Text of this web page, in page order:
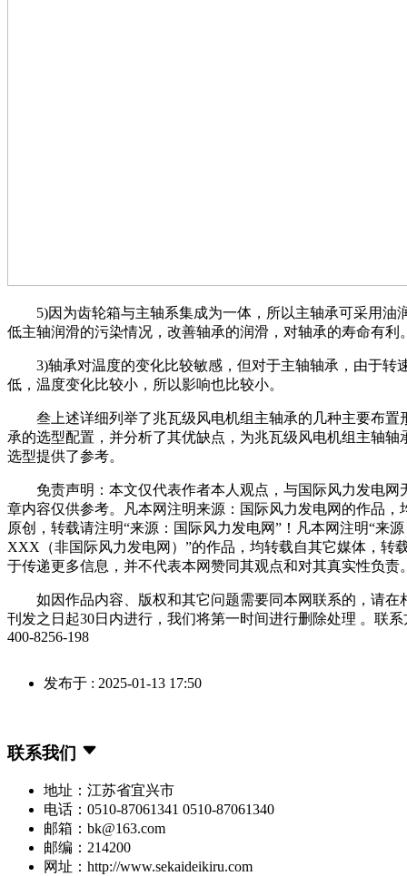
5)因为齿轮箱与主轴系集成为一体，所以主轴承可采用油
低主轴润滑的污染情况，改善轴承的润滑，对轴承的寿命有利
3)轴承对温度的变化比较敏感，但对于主轴轴承，由于转
低，温度变化比较小，所以影响也比较小。
叁上述详细列举了兆瓦级风电机组主轴承的几种主要布置
承的选型配置，并分析了其优缺点，为兆瓦级风电机组主轴轴
选型提供了参考。
免责声明：本文仅代表作者本人观点，与国际风力发电网
章内容仅供参考。凡本网注明来源：国际风力发电网的作品，
原创，转载请注明“来源：国际风力发电网”！凡本网注明“来
XXX（非国际风力发电网）”的作品，均转载自其它媒体，转
于传递更多信息，并不代表本网赞同其观点和对其真实性负责
如因作品内容、版权和其它问题需要同本网联系的，请在
刊发之日起30日内进行，我们将第一时间进行删除处理 。联系
400-8256-198
发布于 : 2025-01-13 17:50
联系我们
地址：江苏省宜兴市
电话：0510-87061341 0510-87061340
邮箱：bk@163.com
邮编：214200
网址：http://www.sekaideikiru.com